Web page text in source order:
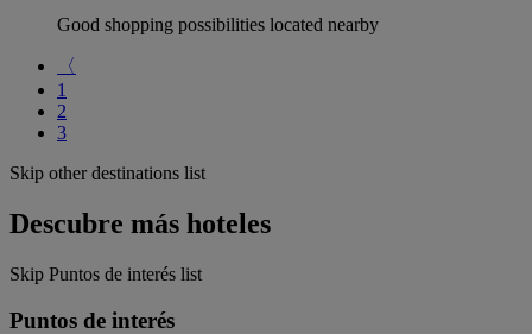
Good shopping possibilities located nearby
〈
1
2
3
Skip other destinations list
Descubre más hoteles
Skip Puntos de interés list
Puntos de interés